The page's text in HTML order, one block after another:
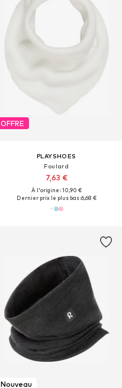
OFFRE
PLAYSHOES
Foulard
7,63 €
À l'origine : 10,90 €
Dernier prix le plus bas :6,68 €
Nouveau